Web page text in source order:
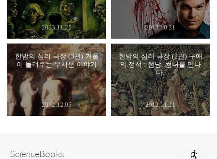
2013.11.25 2013.10.31
한밤의 심리 극장 (3관) 거울
이 들려주는 무서운 이야기
2012.12.05
한밤의 심리 극장 (2관) 구애
의 정석 : 썸남, 썸녀를 만나
다.
2012.11.21
ScienceBooks